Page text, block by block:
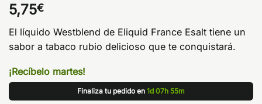
Valorado
con
5de 5
en base a
1
valoración
de un
5,75€
El líquido Westblend de Eliquid France Esalt tiene un
sabor a tabaco rubio delicioso que te conquistará.
¡Recíbelo martes!
Finaliza tu pedido en 1d 07h 55m